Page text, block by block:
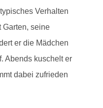
Verhalten
Garten, seine
er die Mädchen
Abends kuschelt er
dabei zufrieden